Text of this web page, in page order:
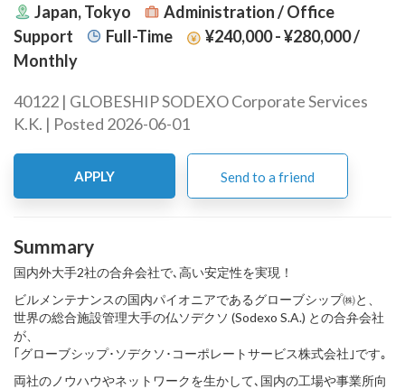
Japan, Tokyo
Administration / Office
Support
Full-Time ¥240,000 - ¥280,000/
Monthly
40122 | GLOBESHIP SODEXO Corporate Services
K.K. | Posted 2026-06-01
APPLY Send to a friend
Summary
国内外大手2社の合弁会社で､高い安定性を実現！
ビルメンテナンスの国内パイオニアであるグローブシップ㈱と、
世界の総合施設管理大手の仏ソデクソ (Sodexo S.A.) との合弁会社
が、
｢グローブシップ･ソデクソ･コーポレートサービス株式会社｣です｡
両社のノウハウやネットワークを生かして､国内の工場や事業所向